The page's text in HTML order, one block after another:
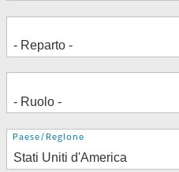
Indirizzo
Paese/Regione